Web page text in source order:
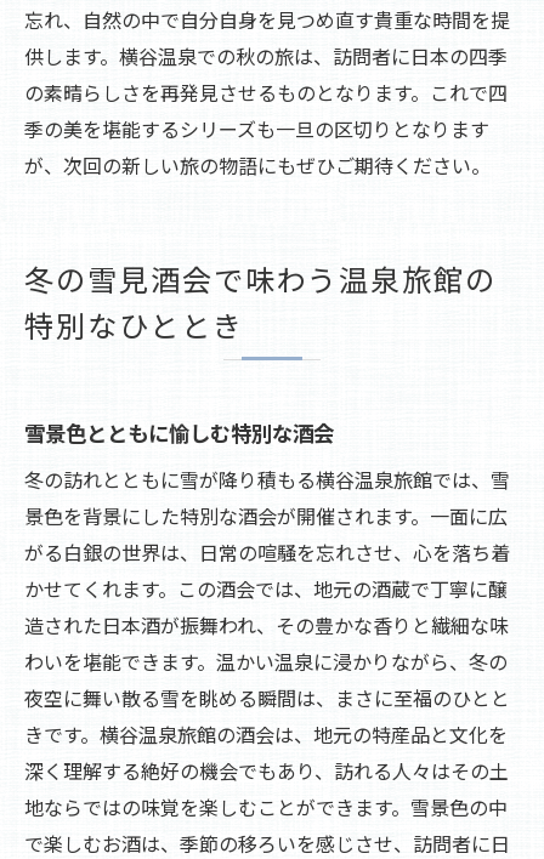
忘れ、自然の中で自分自身を見つめ直す貴重な時間を提
供します。横谷温泉での秋の旅は、訪問者に日本の四季
の素晴らしさを再発見させるものとなります。これで四
季の美を堪能するシリーズも一旦の区切りとなります
が、次回の新しい旅の物語にもぜひご期待ください。
冬の雪見酒会で味わう温泉旅館の
特別なひととき
雪景色とともに愉しむ特別な酒会
冬の訪れとともに雪が降り積もる横谷温泉旅館では、雪
景色を背景にした特別な酒会が開催されます。一面に広
がる白銀の世界は、日常の喧騒を忘れさせ、心を落ち着
かせてくれます。この酒会では、地元の酒蔵で丁寧に醸
造された日本酒が振舞われ、その豊かな香りと繊細な味
わいを堪能できます。温かい温泉に浸かりながら、冬の
夜空に舞い散る雪を眺める瞬間は、まさに至福のひとと
きです。横谷温泉旅館の酒会は、地元の特産品と文化を
深く理解する絶好の機会でもあり、訪れる人々はその土
地ならではの味覚を楽しむことができます。雪景色の中
で楽しむお酒は、季節の移ろいを感じさせ、訪問者に日